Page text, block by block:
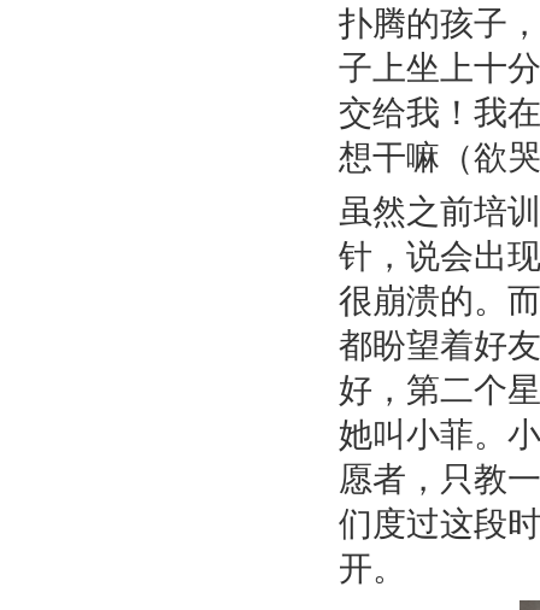
扑腾的孩子
子上坐上十
交给我！我
想干嘛（欲
虽然之前培
针，说会出
很崩溃的。
都盼望着好
好，第二个
她叫小菲。
愿者，只教
们度过这段
开。